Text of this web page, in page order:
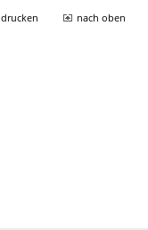
drucken nach oben